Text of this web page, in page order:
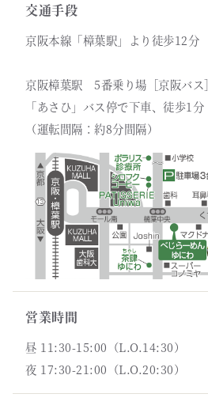
交通手段
京阪本線「樟葉駅」より徒歩12分
京阪樟葉駅 5番乗り場［京阪バス］
「あさひ」バス停で下車、徒歩1分
（運転間隔：約8分間隔）
営業時間
昼 11:30-15:00（L.O.14:30）
夜 17:30-21:00（L.O.20:30）